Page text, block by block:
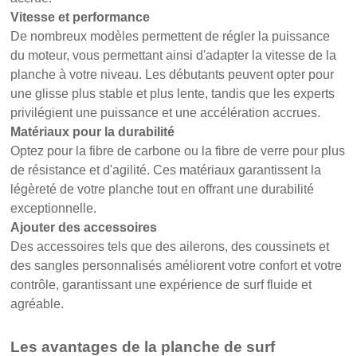
Vitesse et performance
De nombreux modèles permettent de régler la puissance
du moteur, vous permettant ainsi d'adapter la vitesse de la
planche à votre niveau. Les débutants peuvent opter pour
une glisse plus stable et plus lente, tandis que les experts
privilégient une puissance et une accélération accrues.
Matériaux pour la durabilité
Optez pour la fibre de carbone ou la fibre de verre pour plus
de résistance et d'agilité. Ces matériaux garantissent la
légèreté de votre planche tout en offrant une durabilité
exceptionnelle.
Ajouter des accessoires
Des accessoires tels que des ailerons, des coussinets et
des sangles personnalisés améliorent votre confort et votre
contrôle, garantissant une expérience de surf fluide et
agréable.
Les avantages de la planche de surf